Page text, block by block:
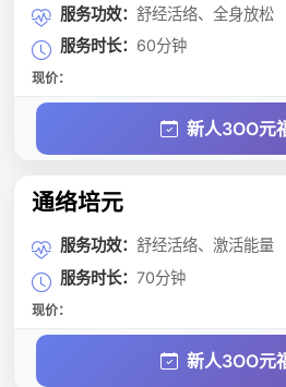
服务功效： 舒经活络、全身放松
服务时长： 60分钟
现价：
新人3OO元
通络培元
服务功效： 舒经活络、激活能量
服务时长： 70分钟
现价：
新人3OO元